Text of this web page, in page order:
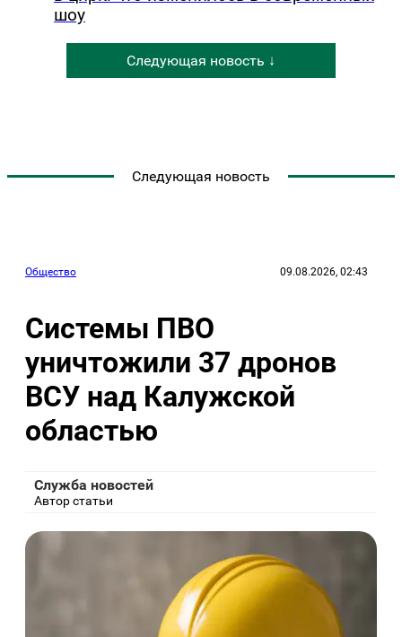
шоу
Следующая новость ↓
Следующая новость
Общество 09.08.2026, 02:43
Системы ПВО
уничтожили 37 дронов
ВСУ над Калужской
областью
Служба новостей
Автор статьи